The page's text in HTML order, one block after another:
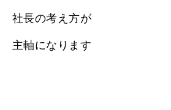
社長の考え方が
主軸になります